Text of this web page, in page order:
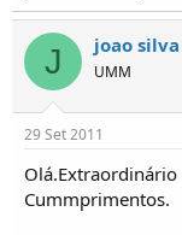
J joao silva
UMM
29 Set 2011
Olá.Extraordinário
Cummprimentos.